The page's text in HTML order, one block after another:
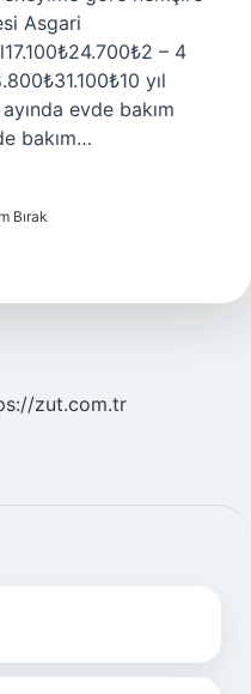
Asgari
– 4
yıl
evde bakım
bakım…
Bırak
zut.com.tr